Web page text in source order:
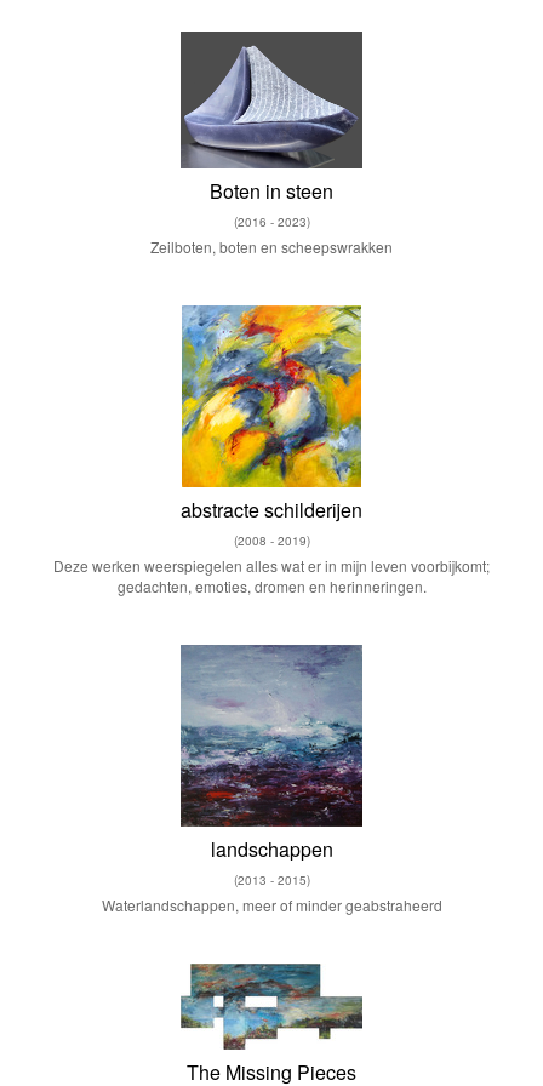
Boten in steen
(2016 - 2023)
Zeilboten, boten en scheepswrakken
abstracte schilderijen
(2008 - 2019)
Deze werken weerspiegelen alles wat er in mijn leven voorbijkomt;
gedachten, emoties, dromen en herinneringen.
landschappen
(2013 - 2015)
Waterlandschappen, meer of minder geabstraheerd
The Missing Pieces